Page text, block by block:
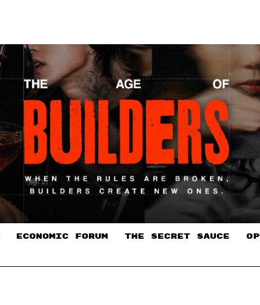
ECONOMIC FORUM THE SECRET SAUCE​